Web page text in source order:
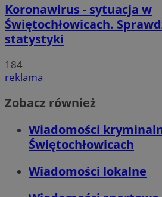
Koronawirus - sytuacja w
Świętochłowicach.
statystyki
184
reklama
Zobacz również
Wiadomości
Świętochłowicach
Wiadomości lokalne